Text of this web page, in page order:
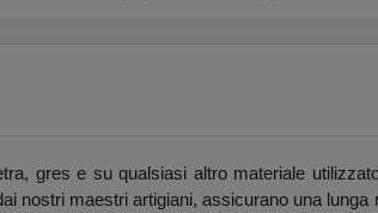
gres e su qualsiasi altro materiale utilizzato
nostri maestri artigiani, assicurano una lunga